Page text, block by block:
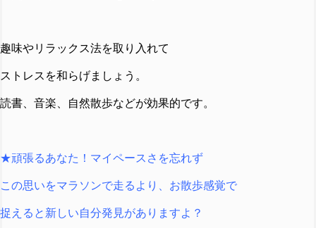
趣味やリラックス法を取り入れて
ストレスを和らげましょう。
読書、音楽、自然散歩などが効果的です。
★頑張るあなた！マイペースさを忘れず
この思いをマラソンで走るより、お散歩感覚で
捉えると新しい自分発見がありますよ？